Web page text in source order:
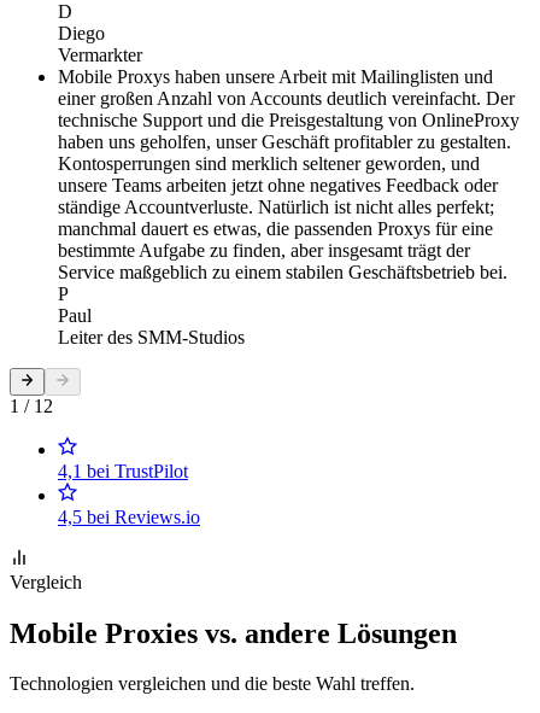
D
Diego
Vermarkter
Mobile Proxys haben unsere Arbeit mit Mailinglisten und
einer großen Anzahl von Accounts deutlich vereinfacht. Der
technische Support und die Preisgestaltung von OnlineProxy
haben uns geholfen, unser Geschäft profitabler zu gestalten.
Kontosperrungen sind merklich seltener geworden, und
unsere Teams arbeiten jetzt ohne negatives Feedback oder
ständige Accountverluste. Natürlich ist nicht alles perfekt;
manchmal dauert es etwas, die passenden Proxys für eine
bestimmte Aufgabe zu finden, aber insgesamt trägt der
Service maßgeblich zu einem stabilen Geschäftsbetrieb bei.
P
Paul
Leiter des SMM-Studios
1 / 12
4,1 bei TrustPilot
4,5 bei Reviews.io
Vergleich
Mobile Proxies vs. andere Lösungen
Technologien vergleichen und die beste Wahl treffen.